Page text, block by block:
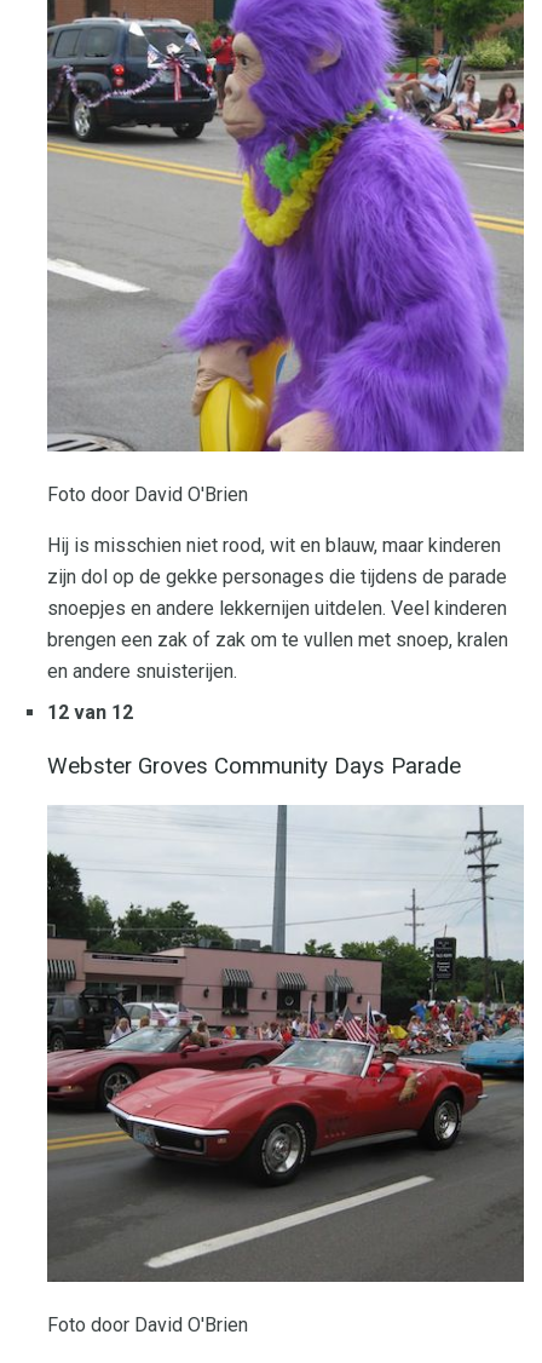
Foto door David O'Brien
Hij is misschien niet rood, wit en blauw, maar kinderen
zijn dol op de gekke personages die tijdens de parade
snoepjes en andere lekkernijen uitdelen. Veel kinderen
brengen een zak of zak om te vullen met snoep, kralen
en andere snuisterijen.
12 van 12
Webster Groves Community Days Parade
Foto door David O'Brien